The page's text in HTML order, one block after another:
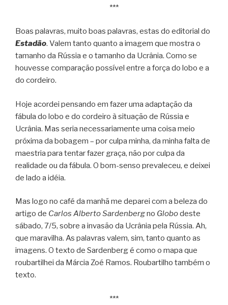
***
Boas palavras, muito boas palavras, estas do editorial do
Estadão. Valem tanto quanto a imagem que mostra o
tamanho da Rússia e o tamanho da Ucrânia. Como se
houvesse comparação possível entre a força do lobo e a
do cordeiro.
Hoje acordei pensando em fazer uma adaptação da
fábula do lobo e do cordeiro à situação de Rússia e
Ucrânia. Mas seria necessariamente uma coisa meio
próxima da bobagem – por culpa minha, da minha falta de
maestria para tentar fazer graça, não por culpa da
realidade ou da fábula. O bom-senso prevaleceu, e deixei
de lado a idéia.
Mas logo no café da manhã me deparei com a beleza do
artigo de Carlos Alberto Sardenbergno Globodeste
sábado, 7/5, sobre a invasão da Ucrânia pela Rússia. Ah,
que maravilha. As palavras valem, sim, tanto quanto as
imagens. O texto de Sardenberg é como o mapa que
roubartilhei da Márcia Zoé Ramos. Roubartilho também o
texto.
***